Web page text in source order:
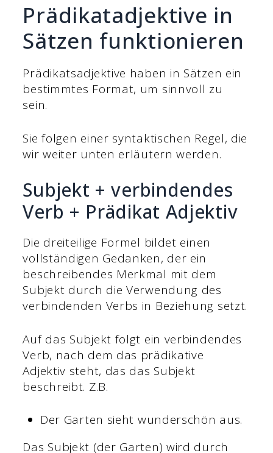
Prädikatadjektive in
Sätzen funktionieren
Prädikatsadjektive haben in Sätzen ein
bestimmtes Format, um sinnvoll zu
sein.
Sie folgen einer syntaktischen Regel, die
wir weiter unten erläutern werden.
Subjekt + verbindendes
Verb + Prädikat Adjektiv
Die dreiteilige Formel bildet einen
vollständigen Gedanken, der ein
beschreibendes Merkmal mit dem
Subjekt durch die Verwendung des
verbindenden Verbs in Beziehung setzt.
Auf das Subjekt folgt ein verbindendes
Verb, nach dem das prädikative
Adjektiv steht, das das Subjekt
beschreibt. Z.B.
Der Garten sieht wunderschön aus.
Das Subjekt (der Garten) wird durch